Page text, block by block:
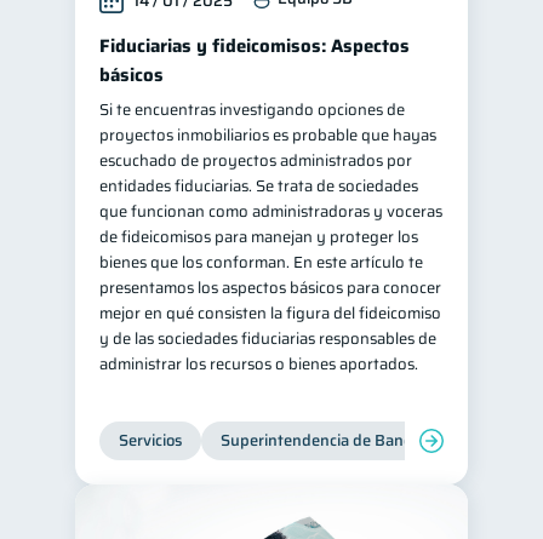
Fiduciarias y fideicomisos: Aspectos
básicos
Si te encuentras investigando opciones de
proyectos inmobiliarios es probable que hayas
escuchado de proyectos administrados por
entidades fiduciarias. Se trata de sociedades
que funcionan como administradoras y voceras
de fideicomisos para manejan y proteger los
bienes que los conforman. En este artículo te
presentamos los aspectos básicos para conocer
mejor en qué consisten la figura del fideicomiso
y de las sociedades fiduciarias responsables de
administrar los recursos o bienes aportados.
Servicios Superintendencia de Bancos